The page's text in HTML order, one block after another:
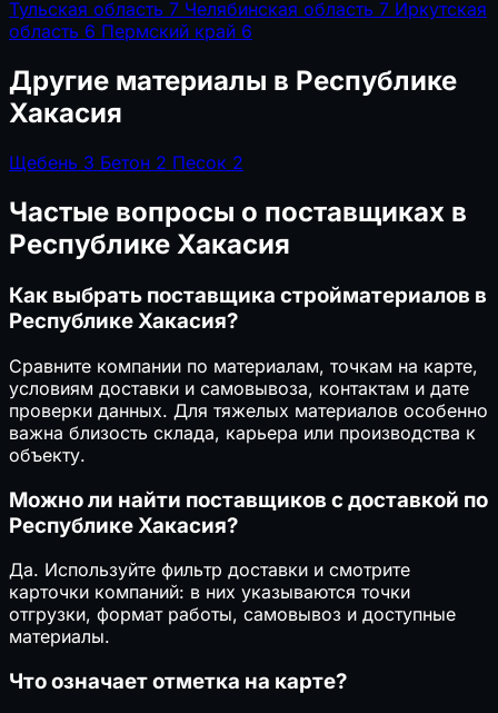
Тульская область 7 Челябинская область 7 Иркутская
область 6 Пермский край 6
Другие материалы в Республике
Хакасия
Щебень 3 Бетон 2 Песок 2
Частые вопросы о поставщиках в
Республике Хакасия
Как выбрать поставщика стройматериалов в
Республике Хакасия?
Сравните компании по материалам, точкам на карте,
условиям доставки и самовывоза, контактам и дате
проверки данных. Для тяжелых материалов особенно
важна близость склада, карьера или производства к
объекту.
Можно ли найти поставщиков с доставкой по
Республике Хакасия?
Да. Используйте фильтр доставки и смотрите
карточки компаний: в них указываются точки
отгрузки, формат работы, самовывоз и доступные
материалы.
Что означает отметка на карте?